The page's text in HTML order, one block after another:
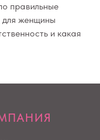
правильные
для женщины
и какая